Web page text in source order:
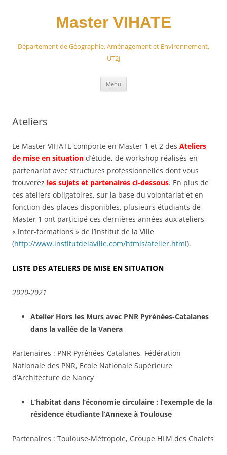
Master VIHATE
Département de Géographie, Aménagement et Environnement,
UT2J
Menu
Ateliers
Le Master VIHATE comporte en Master 1 et 2 des Ateliers
de mise en situation d’étude, de workshop réalisés en
partenariat avec structures professionnelles dont vous
trouverez les sujets et partenaires ci-dessous. En plus de
ces ateliers obligatoires, sur la base du volontariat et en
fonction des places disponibles, plusieurs étudiants de
Master 1 ont participé ces dernières années aux ateliers
« inter-formations » de l’Institut de la Ville
(http://www.institutdelaville.com/htmls/atelier.html).
LISTE DES ATELIERS DE MISE EN SITUATION
2020-2021
Atelier Hors les Murs avec PNR Pyrénées-Catalanes
dans la vallée de la Vanera
Partenaires : PNR Pyrénées-Catalanes, Fédération
Nationale des PNR, Ecole Nationale Supérieure
d’Architecture de Nancy
L’habitat dans l’économie circulaire : l’exemple de la
résidence étudiante l’Annexe à Toulouse
Partenaires : Toulouse-Métropole, Groupe HLM des Chalets